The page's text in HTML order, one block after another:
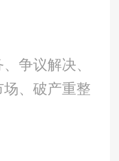
争议解决、
、破产重整